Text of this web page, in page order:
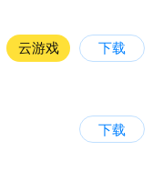
云游戏 下载
下载